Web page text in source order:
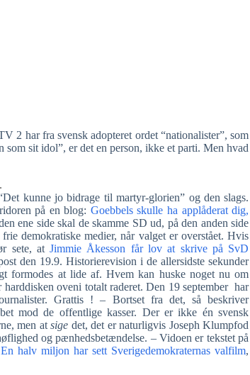
2 har fra svensk adopteret ordet “nationalister”, som
sit idol”, er det en person, ikke et parti. Men hvad
kunne jo bidrage til martyr-glorien” og den slags.
på en blog: Goebbels skulle ha applåderat dig,
ene side skal de skamme SD ud, på den anden side
demokratiske medier, når valget er overstået. Hvis
sete, atJimmie Åkesson får lov at skrive på SvD
den 19.9. Historierevision i de allersidste sekunder
formodes at lide af. Hvem kan huske noget nu om
oveni totalt raderet. Den 19 september har
Grattis ! – Bortset fra det, så beskriver
mod de offentlige kasser. Der er ikke én svensk
men atsige det, det er naturligvis Joseph Klumpfod
og pænhedsbetændelse. – Vidoen er tekstet på
En halv miljon har sett Sverigedemokraternas valfilm,